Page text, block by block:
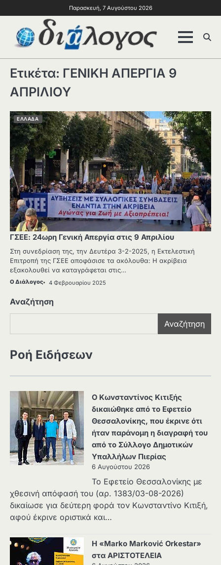
Παρασκευή, 7 Αυγούστου 2026
Ετικέτα: ΓΕΝΙΚΗ ΑΠΕΡΓΙΑ 9
ΑΠΡΙΛΙΟΥ
ΕΛΛΑΔΑ
ΓΣΕΕ: 24ωρη Γενική Απεργία στις 9 Απριλίου
Στη συνεδρίαση της, την Δευτέρα 3-2-2025, η Εκτελεστική
Επιτροπή της ΓΣΕΕ αποφάσισε τα ακόλουθα: Η ακρίβεια
εξακολουθεί να καταγράφεται στις…
Ο Διάλογος 4 Φεβρουαρίου 2025
Αναζήτηση
Αναζήτηση
Ροή Ειδήσεων
Ο Κωνσταντίνος Κιτιξής
δικαιώθηκε από το Εφετείο
Θεσσαλονίκης, που έκρινε ότι
ήταν παράνομη η διαγραφή του
από το Σύλλογο Δημοτικών
Υπαλλήλων Πιερίας
6 Αυγούστου 2026
Το Εφετείο Θεσσαλονίκης με
χθεσινή απόφασή του (αρ. 1383/03-08-2026)
δικαίωσε για δεύτερη φορά τον Κωνσταντίνο Κιτιξή,
αφού έκρινε οριστικά και…
Η «Marko Marković Orkestar»
στα ΑΡΙΣΤΟΤΕΛΕΙΑ